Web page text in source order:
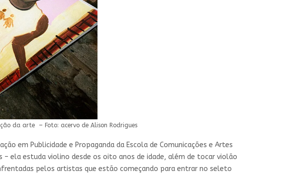
da arte – Foto: acervo de Alison Rodrigues
em Publicidade e Propaganda da Escola de Comunicações e Artes
– ela estuda violino desde os oito anos de idade, além de tocar violão
pelos artistas que estão começando para entrar no seleto